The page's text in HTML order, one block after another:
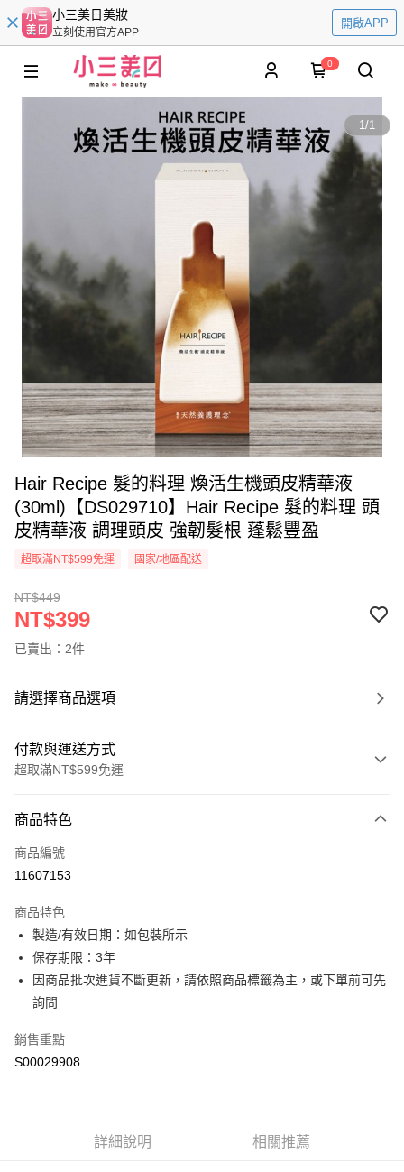
小三美日美妝
立刻使用官方APP
開啟APP
0
1/1
Hair Recipe 髮的料理 煥活生機頭皮精華液
(30ml)【DS029710】Hair Recipe 髮的料理 頭
皮精華液 調理頭皮 強韌髮根 蓬鬆豐盈
超取滿NT$599免運 國家/地區配送
NT$449
NT$399
已賣出：2件
請選擇商品選項
付款與運送方式
超取滿NT$599免運
信用卡一次付款
超商取貨付款
Apple Pay
街口支付
全盈+PAY
ATM付款
商品特色
商品編號
11607153
商品特色
製造/有效日期：如包裝所示
保存期限：3年
因商品批次進貨不斷更新，請依照商品標籤為主，或下單前可先
詢問
銷售重點
S00029908
詳細說明 相關推薦